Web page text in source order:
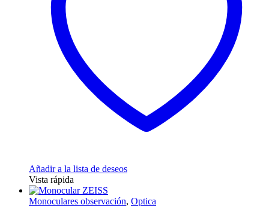
Añadir a la lista de deseos
Vista rápida
Monoculares observación, Optica